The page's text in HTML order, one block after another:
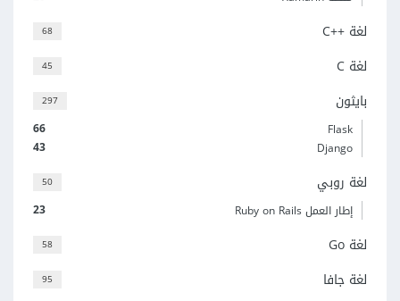
68 لغة C++‎
45 لغة C
297 بايثون
66
Flask
43
Django
50 لغة روبي
23 إطار العمل Ruby on Rails
58 لغة Go
95 لغة جافا